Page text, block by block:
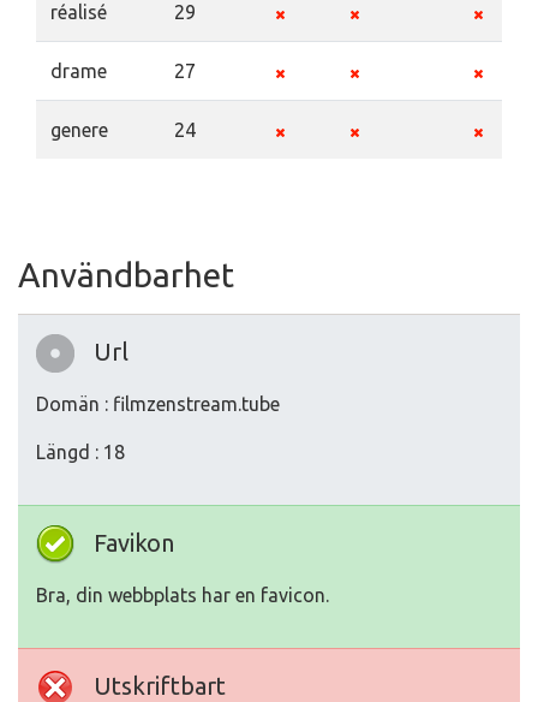
réalisé 29
drame 27
genere 24
Användbarhet
Url
Domän : filmzenstream.tube
Längd : 18
Favikon
Bra, din webbplats har en favicon.
Utskriftbart